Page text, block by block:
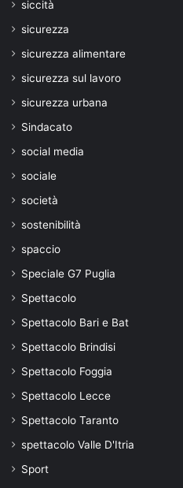
siccità
sicurezza
sicurezza alimentare
sicurezza sul lavoro
sicurezza urbana
Sindacato
social media
sociale
società
sostenibilità
spaccio
Speciale G7 Puglia
Spettacolo
Spettacolo Bari e Bat
Spettacolo Brindisi
Spettacolo Foggia
Spettacolo Lecce
Spettacolo Taranto
spettacolo Valle D'Itria
Sport